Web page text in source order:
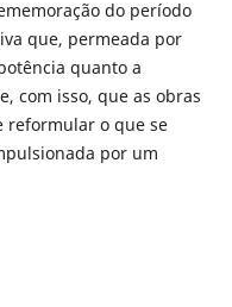
do período
que, permeada por
quanto a
com isso, que as obras
reformular o que se
por um